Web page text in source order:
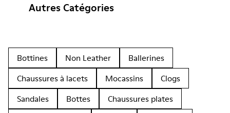
Autres Catégories
Bottines Non Leather
Ballerines
Chaussures à lacets
Mocassins
Clogs
Sandales
Bottes
Chaussures plates